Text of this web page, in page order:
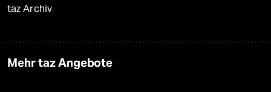
taz Archiv
Mehr taz Angebote